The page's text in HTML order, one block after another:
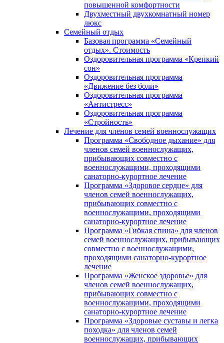
повышенной комфортности
Двухместный двухкомнатный номер
люкс
Семейный отдых
Базовая программа «Семейный
отдых». Стоимость
Оздоровительная программа «Крепкий
сон»
Оздоровительная программа
«Движение без боли»
Оздоровительная программа
«Антистресс»
Оздоровительная программа
«Стройность»
Лечение для членов семей военнослужащих
Программа «Свободное дыхание» для
членов семей военнослужащих,
прибывающих совместно с
военнослужащими, проходящими
санаторно-курортное лечение
Программа «Здоровое сердце» для
членов семей военнослужащих,
прибывающих совместно с
военнослужащими, проходящими
санаторно-курортное лечение
Программа «Гибкая спина» для членов
семей военнослужащих, прибывающих
совместно с военнослужащими,
проходящими санаторно-курортное
лечение
Программа «Женское здоровье» для
членов семей военнослужащих,
прибывающих совместно с
военнослужащими, проходящими
санаторно-курортное лечение
Программа «Здоровые суставы и легка
походка» для членов семей
военнослужащих, прибывающих